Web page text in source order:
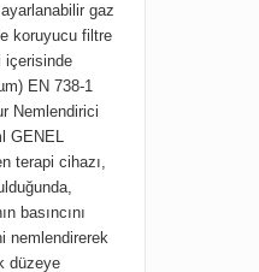
gaz
koruyucu filtre
içerisinde
EN 738-1
Nemlendirici
GENEL
terapi cihazı,
basıncını
nemlendirerek
düzeye